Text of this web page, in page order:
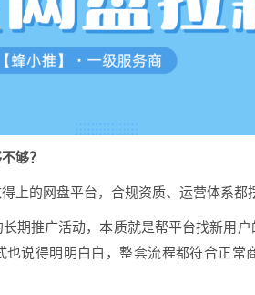
够？
上的网盘平台，合规资质、运营体系都
期推广活动，本质就是帮平台找新用
也说得明明白白，整套流程都符合正常